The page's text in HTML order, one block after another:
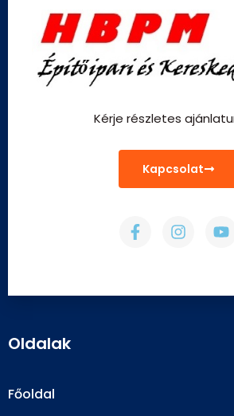
Kérje részletes
Kapcsolat
Oldalak
Főoldal